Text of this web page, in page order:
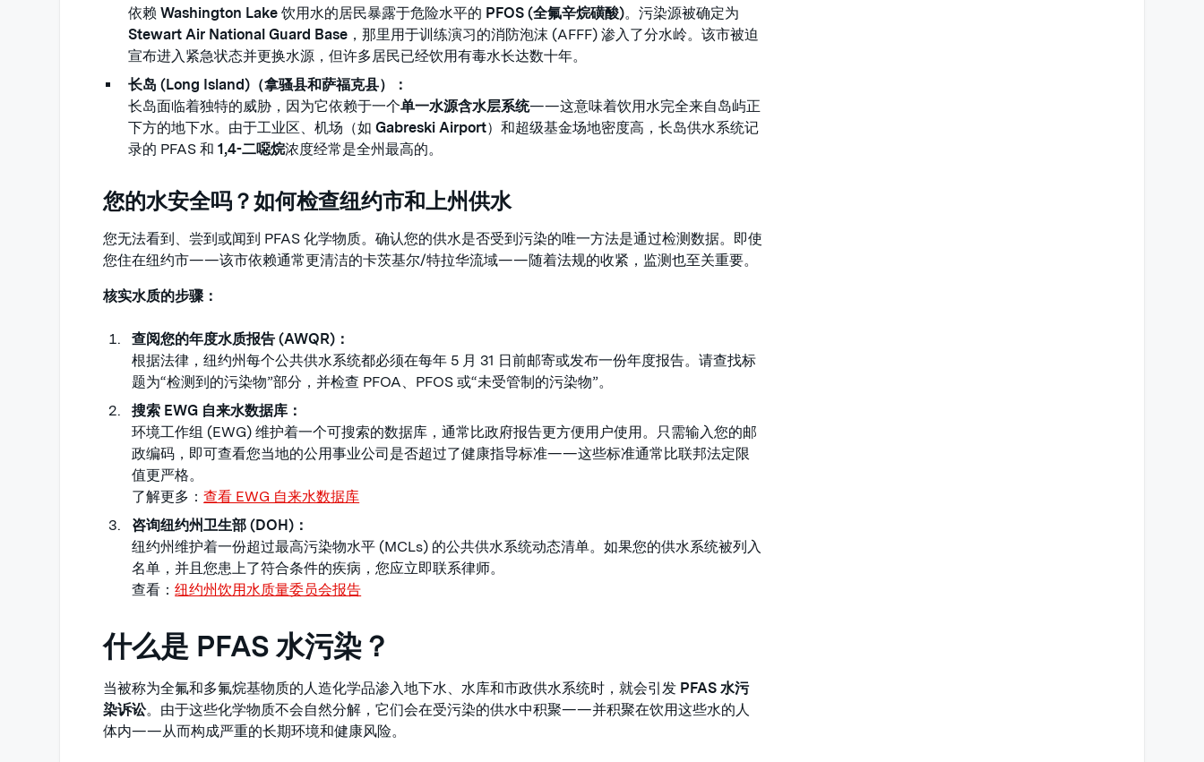
依赖Washington Lake 饮用水的居民暴露于危险水平的 PFOS (全氟辛烷磺酸)。污染源被确定为
Stewart Air National Guard Base ，那里用于训练演习的消防泡沫 (AFFF) 渗入了分水岭。该市被迫
宣布进入紧急状态并更换水源，但许多居民已经饮用有毒水长达数十年。
长岛 (Long Island)（拿骚县和萨福克县）：
长岛面临着独特的威胁，因为它依赖于一个单一水源含水层系统——这意味着饮用水完全来自岛屿正
下方的地下水。由于工业区、机场（如Gabreski Airport）和超级基金场地密度高，长岛供水系统记
录的 PFAS 和1,4-二噁烷浓度经常是全州最高的。
您的水安全吗？如何检查纽约市和上州供水
您无法看到、尝到或闻到 PFAS 化学物质。确认您的供水是否受到污染的唯一方法是通过检测数据。即使
您住在纽约市——该市依赖通常更清洁的卡茨基尔/特拉华流域——随着法规的收紧，监测也至关重要。
核实水质的步骤：
查阅您的年度水质报告 (AWQR)：
根据法律，纽约州每个公共供水系统都必须在每年 5 月 31 日前邮寄或发布一份年度报告。请查找标
题为“检测到的污染物”部分，并检查 PFOA、PFOS 或“未受管制的污染物”。
搜索 EWG 自来水数据库：
环境工作组 (EWG) 维护着一个可搜索的数据库，通常比政府报告更方便用户使用。只需输入您的邮
政编码，即可查看您当地的公用事业公司是否超过了健康指导标准——这些标准通常比联邦法定限
值更严格。
了解更多：查看 EWG 自来水数据库
咨询纽约州卫生部 (DOH)：
纽约州维护着一份超过最高污染物水平 (MCLs) 的公共供水系统动态清单。如果您的供水系统被列入
名单，并且您患上了符合条件的疾病，您应立即联系律师。
查看：纽约州饮用水质量委员会报告
什么是 PFAS 水污染？
当被称为全氟和多氟烷基物质的人造化学品渗入地下水、水库和市政供水系统时，就会引发 PFAS 水污
染诉讼。由于这些化学物质不会自然分解，它们会在受污染的供水中积聚——并积聚在饮用这些水的人
体内——从而构成严重的长期环境和健康风险。